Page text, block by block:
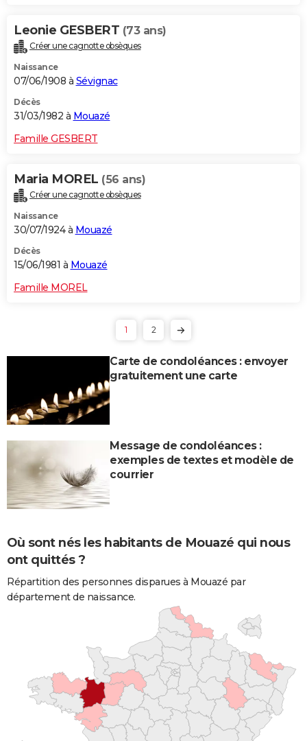
Leonie GESBERT (73 ans)
Créer une cagnotte obsèques
Naissance
07/06/1908 à Sévignac
Décès
31/03/1982 à Mouazé
Famille GESBERT
Maria MOREL (56 ans)
Créer une cagnotte obsèques
Naissance
30/07/1924 à Mouazé
Décès
15/06/1981 à Mouazé
Famille MOREL
1 2
Carte de condoléances : envoyer
gratuitement une carte
Message de condoléances :
exemples de textes et modèle de
courrier
Où sont nés les habitants de Mouazé qui nous
ont quittés ?
Répartition des personnes disparues à Mouazé par
département de naissance.